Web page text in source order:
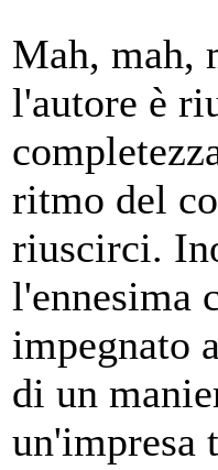
Mah, mah,
l'autore è
ritmo del
riuscirci.
l'ennesima
impegnato
di un
un'impresa